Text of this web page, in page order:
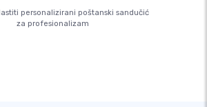
personalizirani poštanski sandučić
za profesionalizam